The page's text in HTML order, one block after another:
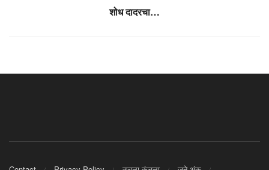
शोध दादरचा…